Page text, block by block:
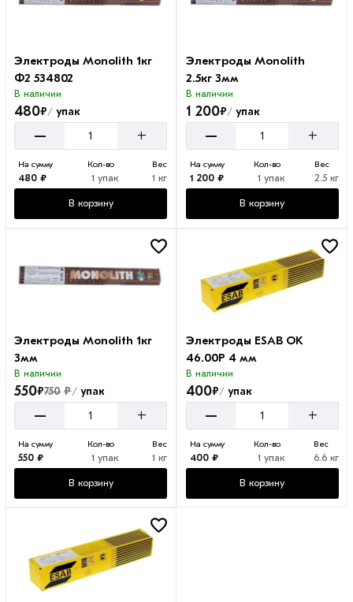
Электроды Monolith 1кг
Ф2 534802
В наличии
480₽/ упак
– +
На сумму
480 ₽
Кол-во
1 упак
Вес
1 кг
В корзину
Электроды Monolith
2.5кг 3мм
В наличии
1 200₽/упак
– +
На сумму
1 200 ₽
Кол-во
1 упак
Вес
2.5 кг
В корзину
Электроды Monolith 1кг
3мм
В наличии
550₽750 ₽/ упак
– +
На сумму
550 ₽
Кол-во
1 упак
Вес
1 кг
В корзину
Электроды ESAB OK
46.00Р 4 мм
В наличии
400₽/упак
– +
На сумму
400 ₽
Кол-во
1 упак
Вес
6.6 кг
В корзину